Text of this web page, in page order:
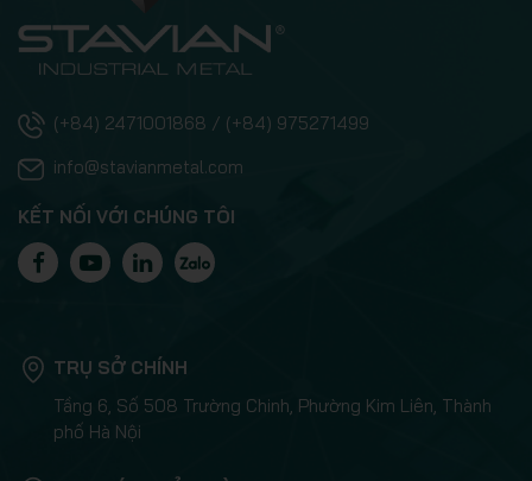
(+84) 2471001868 / (+84) 975271499
info@stavianmetal.com
KẾT NỐI VỚI CHÚNG TÔI
TRỤ SỞ CHÍNH
Tầng 6, Số 508 Trường Chinh, Phường Kim Liên, Thành
phố Hà Nội